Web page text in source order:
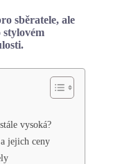
sběratele, ale
vysoká?
jejich ceny